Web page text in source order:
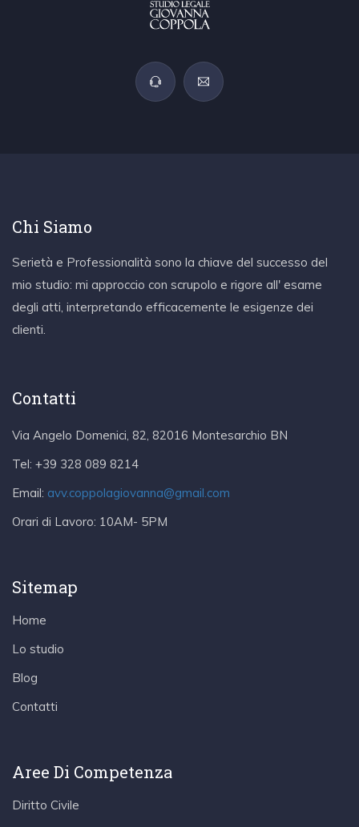
Chi Siamo
Serietà e Professionalità sono la chiave del successo del
mio studio: mi approccio con scrupolo e rigore all' esame
degli atti, interpretando efficacemente le esigenze dei
clienti.
Contatti
Via Angelo Domenici, 82, 82016 Montesarchio BN
Tel: +39 328 089 8214
Email: avv.coppolagiovanna@gmail.com
Orari di Lavoro: 10AM- 5PM
Sitemap
Home
Lo studio
Blog
Contatti
Aree Di Competenza
Diritto Civile